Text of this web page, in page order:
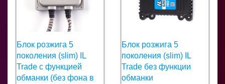
Блок розжига 5
поколения (slim) IL
Trade с функцией
обманки (без фона в
Блок розжига 5
поколения (slim) IL
Trade без функции
обманки